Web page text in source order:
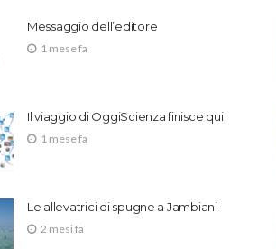
Messaggio dell’editore
1 mese fa
Il viaggio di OggiScienza finisce qui
1 mese fa
Le allevatrici di spugne a Jambiani
2 mesi fa